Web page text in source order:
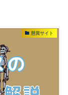
懸賞サイト